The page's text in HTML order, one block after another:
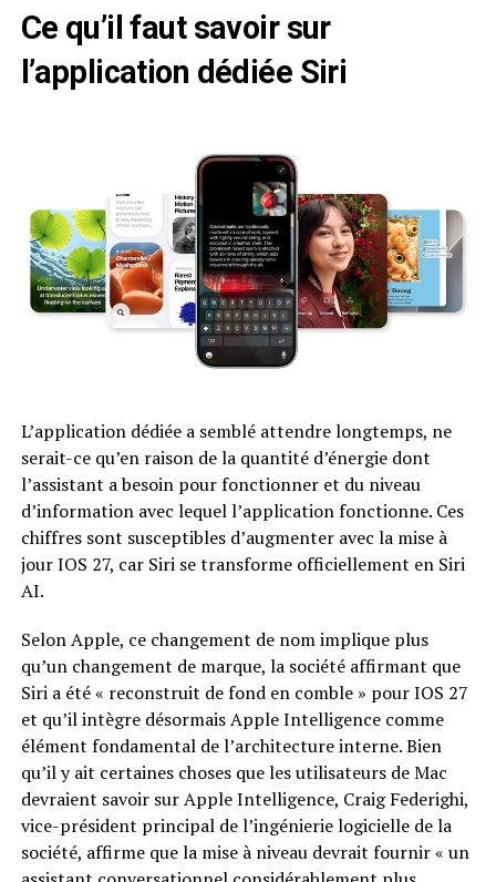
Ce qu’il faut savoir sur
l’application dédiée Siri
L’application dédiée a semblé attendre longtemps, ne
serait-ce qu’en raison de la quantité d’énergie dont
l’assistant a besoin pour fonctionner et du niveau
d’information avec lequel l’application fonctionne. Ces
chiffres sont susceptibles d’augmenter avec la mise à
jour IOS 27, car Siri se transforme officiellement en Siri
AI.
Selon Apple, ce changement de nom implique plus
qu’un changement de marque, la société affirmant que
Siri a été « reconstruit de fond en comble » pour IOS 27
et qu’il intègre désormais Apple Intelligence comme
élément fondamental de l’architecture interne. Bien
qu’il y ait certaines choses que les utilisateurs de Mac
devraient savoir sur Apple Intelligence, Craig Federighi,
vice-président principal de l’ingénierie logicielle de la
société, affirme que la mise à niveau devrait fournir « un